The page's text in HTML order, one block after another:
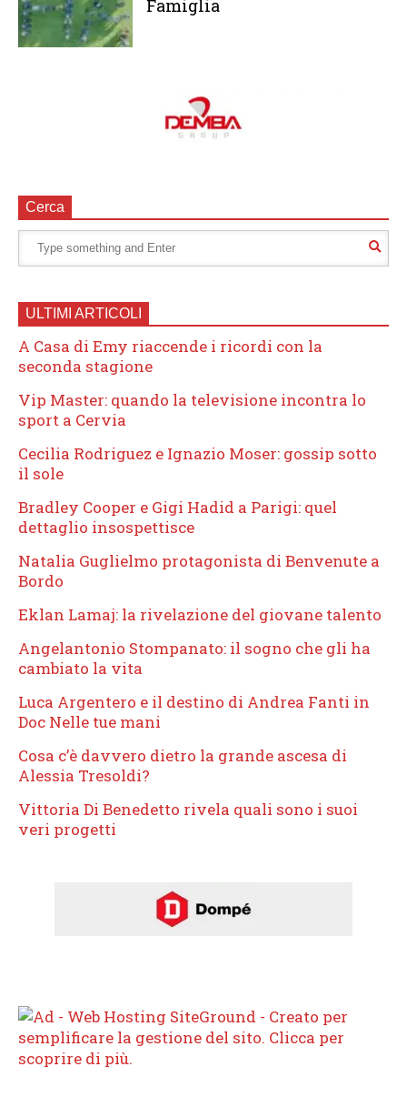
Famiglia
Cerca
ULTIMI ARTICOLI
A Casa di Emy riaccende i ricordi con la
seconda stagione
Vip Master: quando la televisione incontra lo
sport a Cervia
Cecilia Rodriguez e Ignazio Moser: gossip sotto
il sole
Bradley Cooper e Gigi Hadid a Parigi: quel
dettaglio insospettisce
Natalia Guglielmo protagonista di Benvenute a
Bordo
Eklan Lamaj: la rivelazione del giovane talento
Angelantonio Stompanato: il sogno che gli ha
cambiato la vita
Luca Argentero e il destino di Andrea Fanti in
Doc Nelle tue mani
Cosa c’è davvero dietro la grande ascesa di
Alessia Tresoldi?
Vittoria Di Benedetto rivela quali sono i suoi
veri progetti